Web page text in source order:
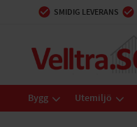
SMIDIG LEVERANS
Bygg Utemiljö